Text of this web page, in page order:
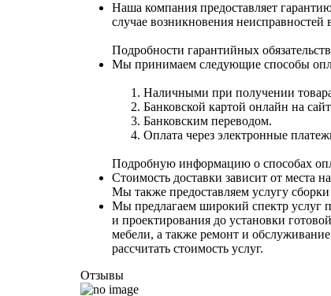
Наша компания предоставляет
случае возникновения неисправностей
Подробности гарантийных
Мы принимаем следующие способы
Наличными при получении
Банковской картой онлайн на
Банковским переводом.
Оплата через электронные
Подробную информацию о способах
Стоимость доставки зависит от места
Мы также предоставляем услугу
Мы предлагаем широкий спектр услуг
и проектирования до установки
мебели, а также ремонт и
рассчитать стоимость услуг.
Отзывы